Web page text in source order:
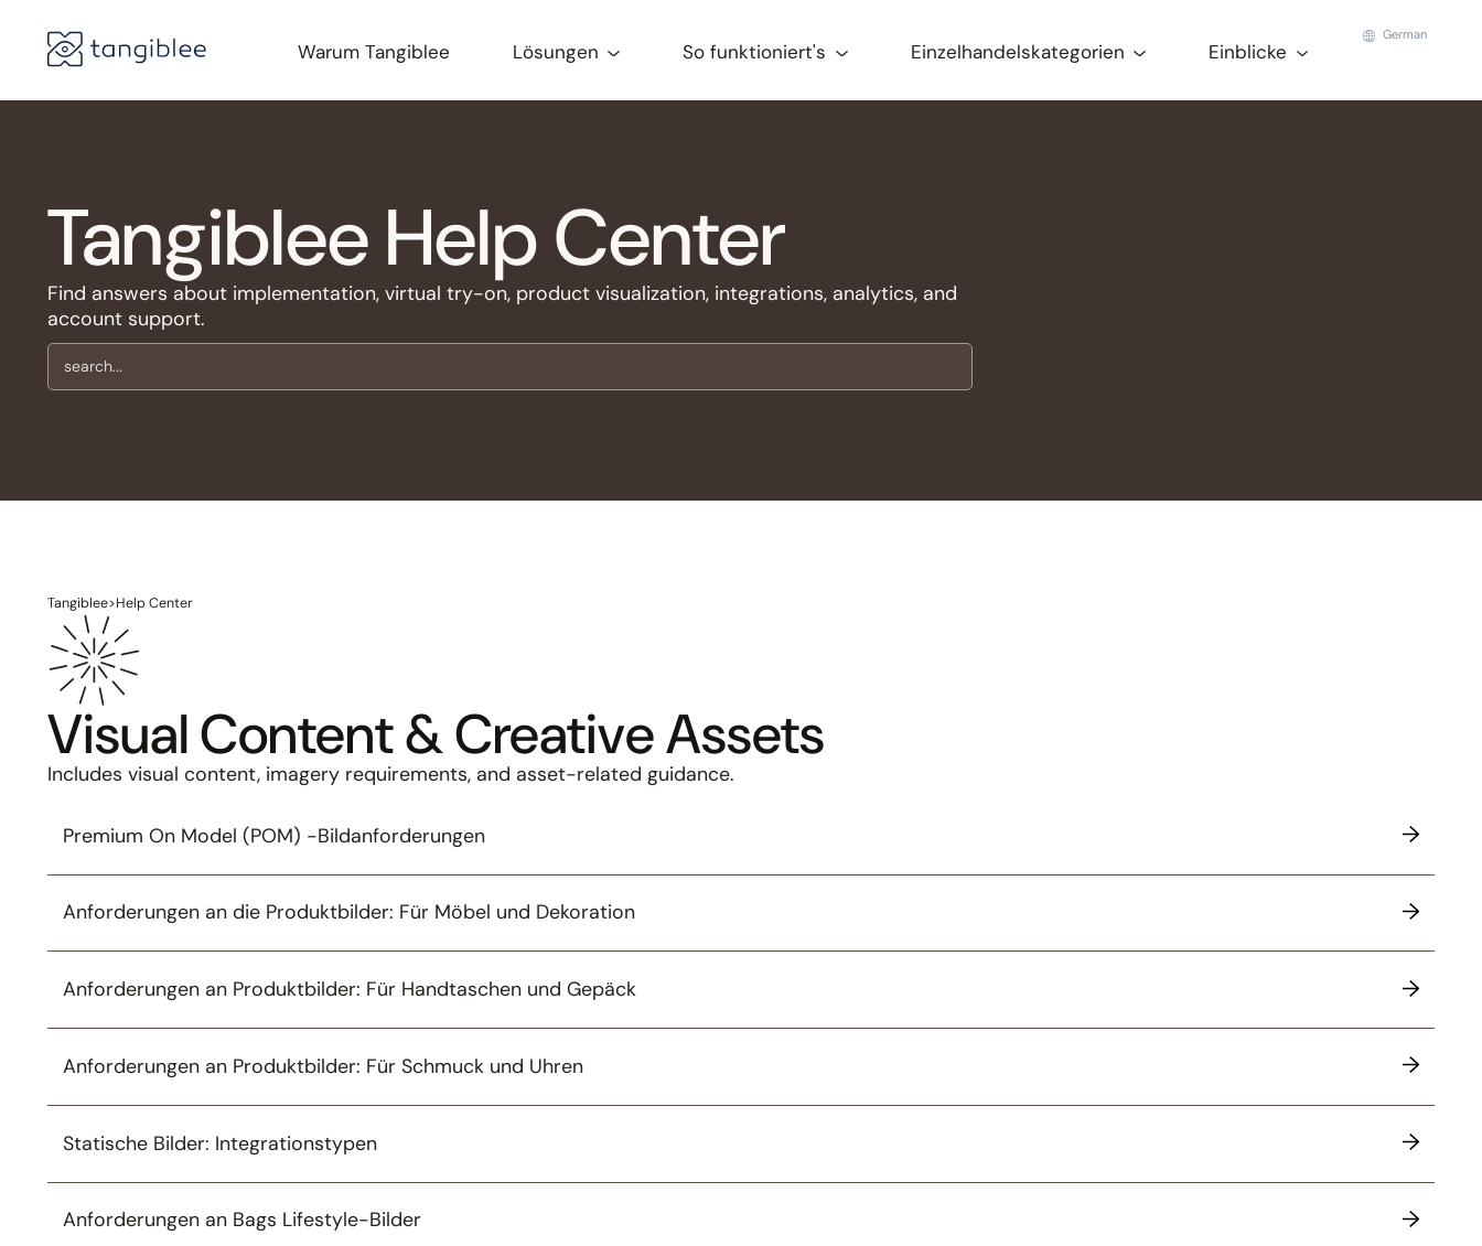
Warum Tangiblee Lösungen So funktioniert's Einzelhandelskategorien Einblicke
German
Tangiblee Help Center
Find answers about implementation, virtual try-on, product visualization, integrations, analytics, and
account support.
Tangiblee>Help Center
Visual Content & Creative Assets
Includes visual content, imagery requirements, and asset-related guidance.
Premium On Model (POM) -Bildanforderungen
Anforderungen an die Produktbilder: Für Möbel und Dekoration
Anforderungen an Produktbilder: Für Handtaschen und Gepäck
Anforderungen an Produktbilder: Für Schmuck und Uhren
Statische Bilder: Integrationstypen
Anforderungen an Bags Lifestyle-Bilder